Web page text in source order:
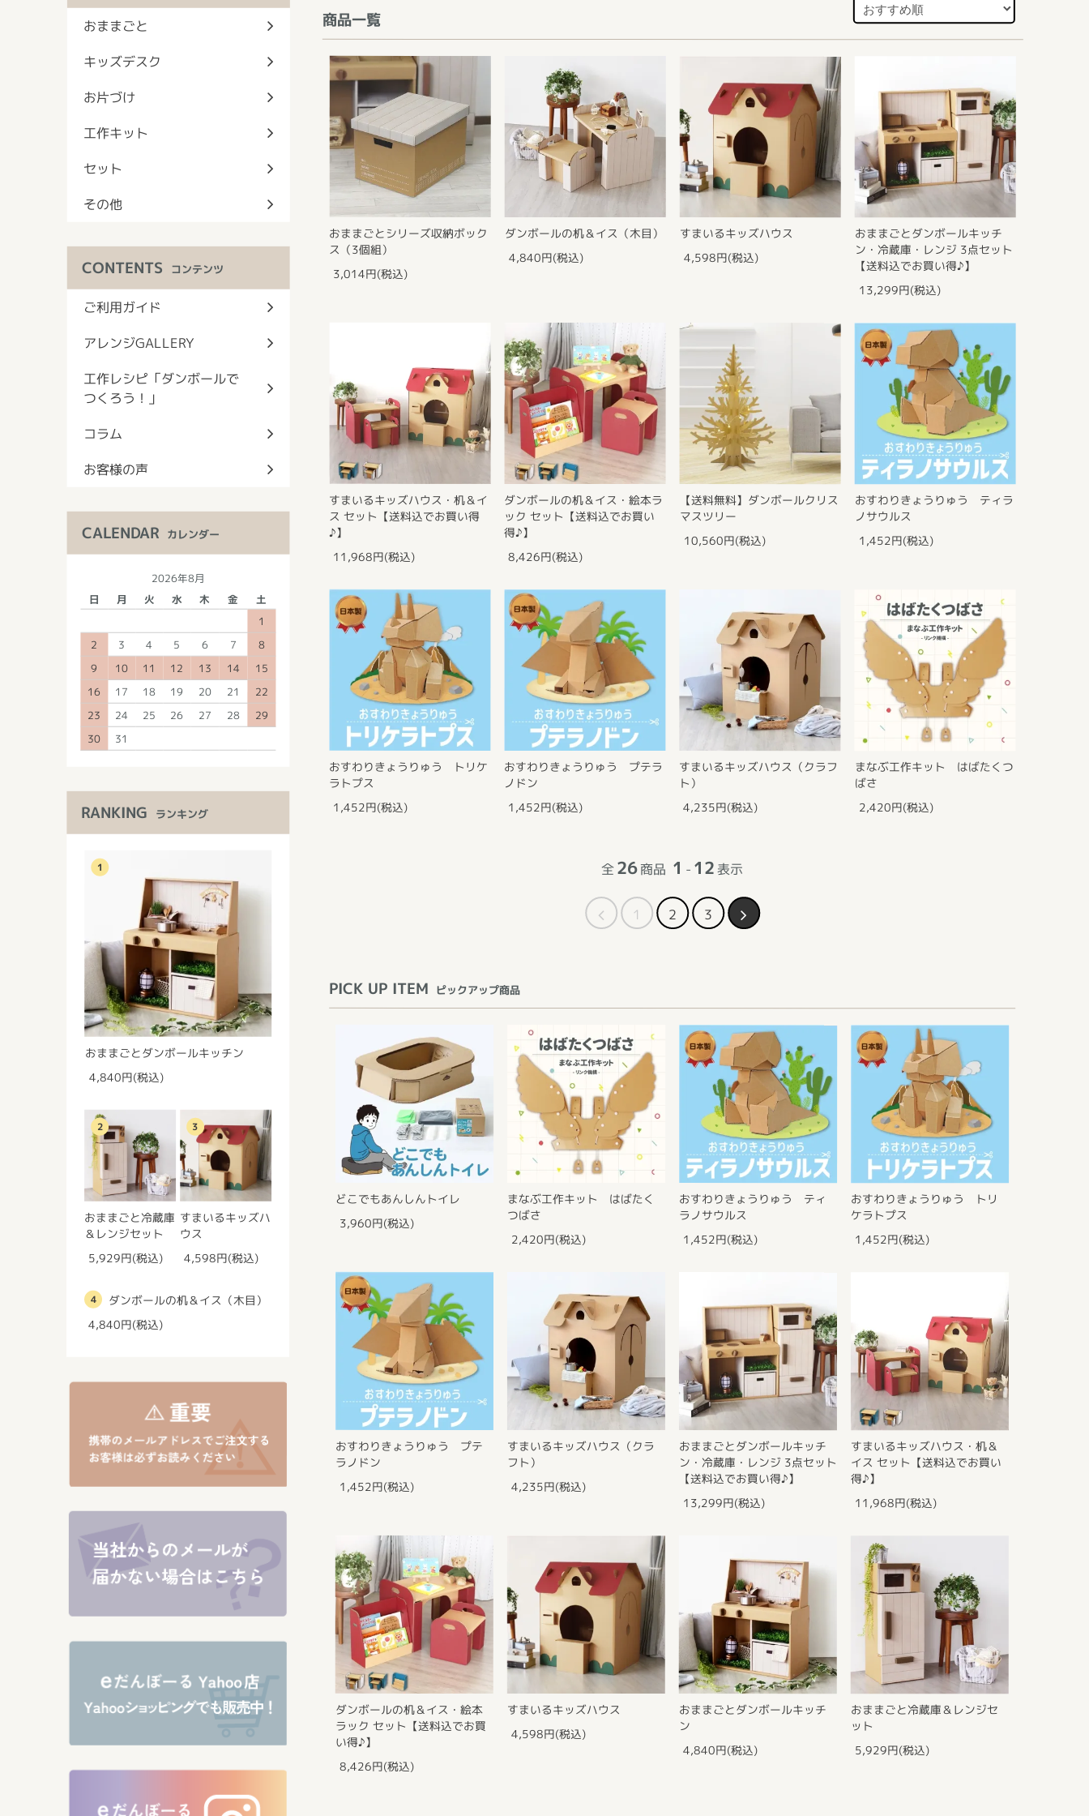
商品一覧
おままごとシリーズ収納ボック
ス（3個組）
3,014円(税込)
ダンボールの机＆イス（木目）
4,840円(税込)
すまいるキッズハウス
4,598円(税込)
おままごとダンボールキッチ
ン・冷蔵庫・レンジ 3点セット
【送料込でお買い得♪】
13,299円(税込)
すまいるキッズハウス・机＆イ
ス セット【送料込でお買い得
♪】
11,968円(税込)
ダンボールの机＆イス・絵本ラ
ック セット【送料込でお買い
得♪】
8,426円(税込)
【送料無料】ダンボールクリス
マスツリー
10,560円(税込)
おすわりきょうりゅう ティラ
ノサウルス
1,452円(税込)
おすわりきょうりゅう トリケ
ラトプス
1,452円(税込)
おすわりきょうりゅう プテラ
ノドン
1,452円(税込)
すまいるキッズハウス（クラフ
ト）
4,235円(税込)
まなぶ工作キット はばたくつ
ばさ
2,420円(税込)
全26商品 1 - 12表示
1 2 3
PICK UP ITEM ピックアップ商品
どこでもあんしんトイレ
3,960円(税込)
まなぶ工作キット はばたく
つばさ
2,420円(税込)
おすわりきょうりゅう ティ
ラノサウルス
1,452円(税込)
おすわりきょうりゅう トリ
ケラトプス
1,452円(税込)
おすわりきょうりゅう プテ
ラノドン
1,452円(税込)
すまいるキッズハウス（クラ
フト）
4,235円(税込)
おままごとダンボールキッチ
ン・冷蔵庫・レンジ 3点セット
【送料込でお買い得♪】
13,299円(税込)
すまいるキッズハウス・机＆
イス セット【送料込でお買い
得♪】
11,968円(税込)
ダンボールの机＆イス・絵本
ラック セット【送料込でお買
い得♪】
8,426円(税込)
すまいるキッズハウス
4,598円(税込)
おままごとダンボールキッチ
ン
4,840円(税込)
おままごと冷蔵庫＆レンジセ
ット
5,929円(税込)
おままごと
キッズデスク
お片づけ
工作キット
セット
その他
CONTENTS コンテンツ
ご利用ガイド
アレンジGALLERY
工作レシピ「ダンボールで
つくろう！」
コラム
お客様の声
CALENDAR カレンダー
2026年8月
日 月 火 水 木 金 土
1
2
3 4 5 6 7
8
9
10 11 12 13 14 15
16 17 18 19 20 21 22
23 24 25 26 27 28 29
30 31
RANKING ランキング
1
おままごとダンボールキッチン
4,840円(税込)
2
おままごと冷蔵庫
＆レンジセット
5,929円(税込)
3
すまいるキッズハ
ウス
4,598円(税込)
4 ダンボールの机＆イス（木目）
4,840円(税込)